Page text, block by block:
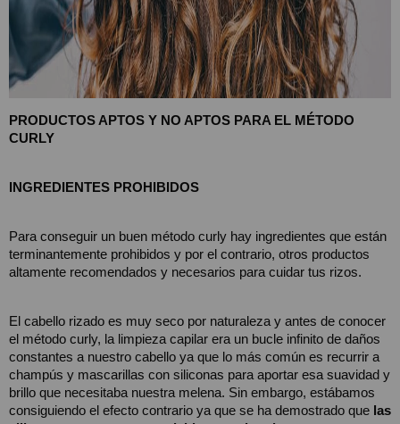
PRODUCTOS APTOS Y NO APTOS PARA EL MÉTODO
CURLY
INGREDIENTES PROHIBIDOS
Para conseguir un buen método curly hay ingredientes que están
terminantemente prohibidos y por el contrario, otros productos
altamente recomendados y necesarios para cuidar tus rizos.
El cabello rizado es muy seco por naturaleza y antes de conocer
el método curly, la limpieza capilar era un bucle infinito de daños
constantes a nuestro cabello ya que lo más común es recurrir a
champús y mascarillas con siliconas para aportar esa suavidad y
brillo que necesitaba nuestra melena. Sin embargo, estábamos
consiguiendo el efecto contrario ya que se ha demostrado que las